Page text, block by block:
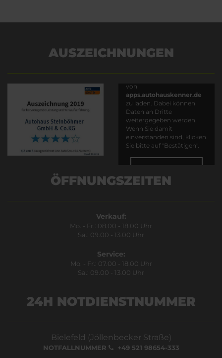
AUSZEICHNUNGEN
von
apps.autohauskenner.de
zu laden. Dabei können
Daten an Dritte
weitergegeben werden.
Wenn Sie damit
einverstanden sind, klicken
Sie bitte auf "Bestätigen".
ÖFFNUNGSZEITEN
Verkauf:
Mo. - Fr.: 08.00 - 18.00 Uhr
Sa.: 09.00 - 13.00 Uhr
Service:
Mo. - Fr.: 07.00 - 18.00 Uhr
Sa.: 09.00 - 13.00 Uhr
24H NOTDIENSTNUMMER
Bielefeld (Jöllenbecker Straße)
NOTFALLNUMMER +49 521 98654-333